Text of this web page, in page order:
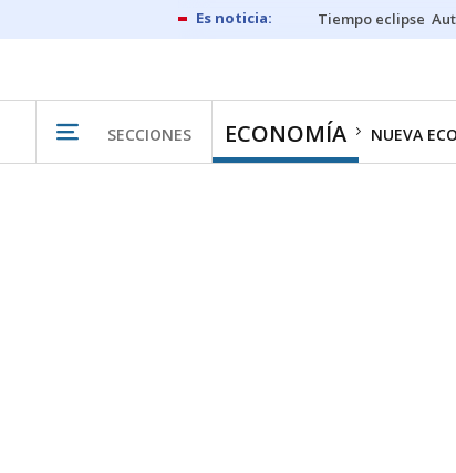
Tiempo eclipse
SECCIONES ECONOMÍA NUEVA